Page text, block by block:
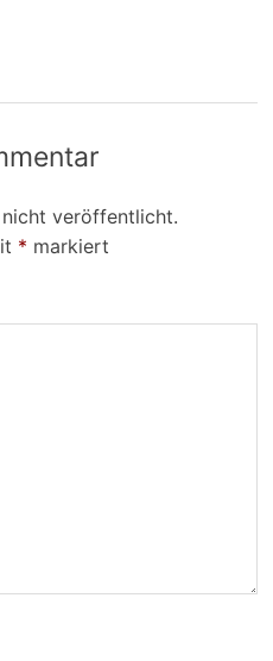
veröffentlicht.
* markiert